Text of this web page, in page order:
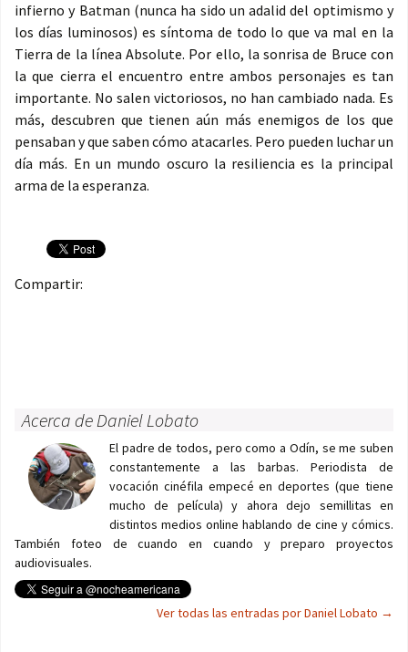
infierno y Batman (nunca ha sido un adalid del optimismo y
los días luminosos) es síntoma de todo lo que va mal en la
Tierra de la línea Absolute. Por ello, la sonrisa de Bruce con
la que cierra el encuentro entre ambos personajes es tan
importante. No salen victoriosos, no han cambiado nada. Es
más, descubren que tienen aún más enemigos de los que
pensaban y que saben cómo atacarles. Pero pueden luchar un
día más. En un mundo oscuro la resiliencia es la principal
arma de la esperanza.
Compartir:
Acerca de Daniel Lobato
El padre de todos, pero como a Odín, se me suben
constantemente a las barbas. Periodista de
vocación cinéfila empecé en deportes (que tiene
mucho de película) y ahora dejo semillitas en
distintos medios online hablando de cine y cómics.
También foteo de cuando en cuando y preparo proyectos
audiovisuales.
Ver todas las entradas por Daniel Lobato →